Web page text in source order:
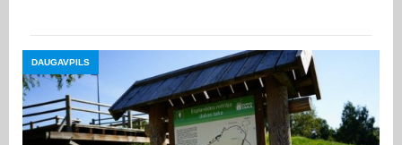
DAUGAVPILS